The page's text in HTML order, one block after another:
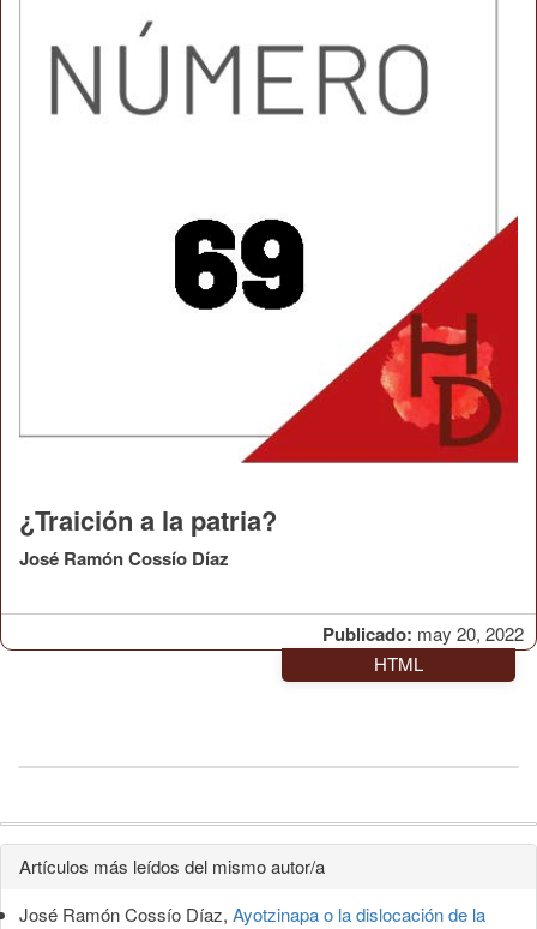
Publicado: may 20, 2022
¿Traición a la patria?
José Ramón Cossío Díaz
HTML
Detalles
del
Artículos más leídos del mismo autor/a
José Ramón Cossío Díaz, Ayotzinapa o la dislocación de la